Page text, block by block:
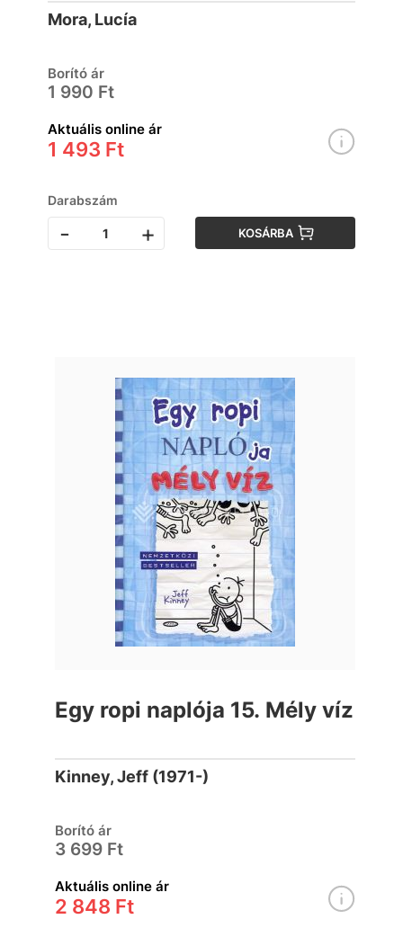
Mora, Lucía
Borító ár
1 990 Ft
Aktuális online ár
1 493 Ft
Darabszám
- + KOSÁRBA
Egy ropi naplója 15. Mély víz
Kinney, Jeff (1971-)
Borító ár
3 699 Ft
Aktuális online ár
2 848 Ft